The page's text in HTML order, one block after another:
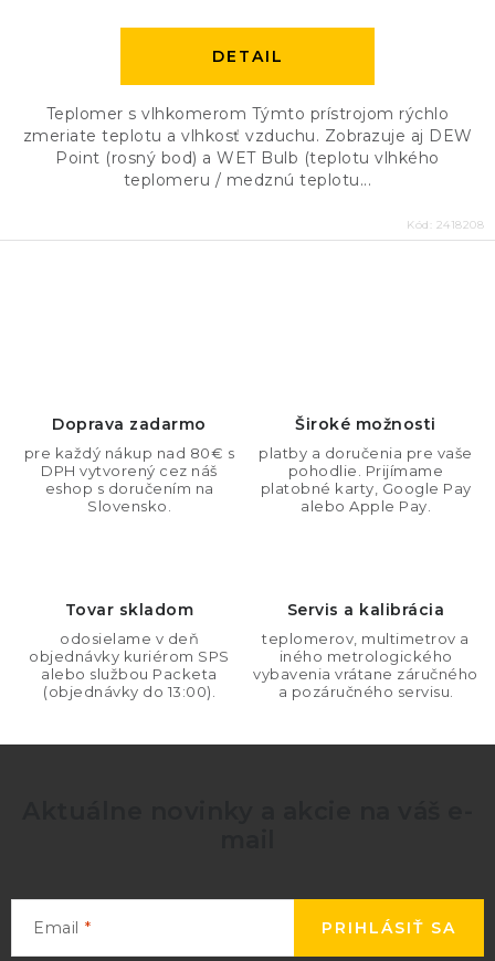
DETAIL
Teplomer s vlhkomerom Týmto prístrojom rýchlo
zmeriate teplotu a vlhkosť vzduchu. Zobrazuje aj DEW
Point (rosný bod) a WET Bulb (teplotu vlhkého
teplomeru / medznú teplotu...
Kód: 2418208
ý
Doprava zadarmo
pre každý nákup nad 80€ s
DPH vytvorený cez náš
eshop s doručením na
Slovensko.
Široké možnosti
platby a doručenia pre vaše
pohodlie. Prijímame
platobné karty, Google Pay
alebo Apple Pay.
Tovar skladom
odosielame v deň
objednávky kuriérom SPS
alebo službou Packeta
(objednávky do 13:00).
Servis a kalibrácia
teplomerov, multimetrov a
iného metrologického
vybavenia vrátane záručného
a pozáručného servisu.
Email PRIHLÁSIŤ SA